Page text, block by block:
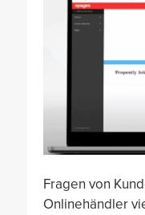
Fragen von
Onlinehändler